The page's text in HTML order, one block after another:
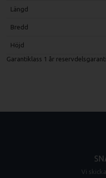
Längd
Bredd
Höjd
Garantiklass 1 år reservdelsgaranti
Vi